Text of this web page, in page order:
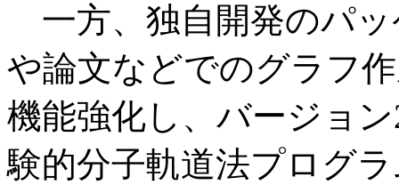
一方、独自開発のパ
や論文などでのグラフ
機能強化し、バージョ
験的分子軌道法プログ